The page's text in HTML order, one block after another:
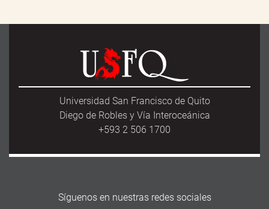
Universidad San Francisco de Quito
Diego de Robles y Vía Interoceánica
+593 2 506 1700
Síguenos en nuestras redes sociales